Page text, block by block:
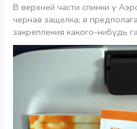
В верхней части спинки у
черная защелка; я
закрепления какого-нибудь